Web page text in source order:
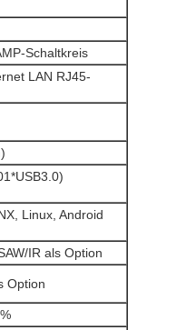
Schaltkreis
LAN RJ45-
Linux, Android
IR als Option
Option